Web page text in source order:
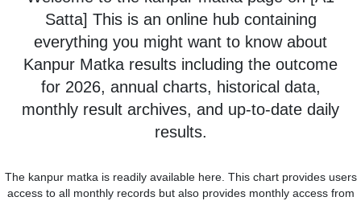
Satta] This is an online hub containing
everything you might want to know about
Kanpur Matka results including the outcome
for 2026, annual charts, historical data,
monthly result archives, and up-to-date daily
results.
The kanpur matka is readily available here. This chart provides users
access to all monthly records but also provides monthly access from